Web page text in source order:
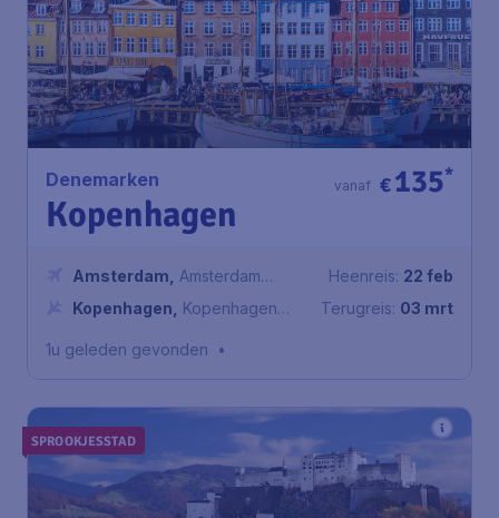
Denemarken
Kopenhagen
€135*
vanaf
Amsterdam
Amsterdam
Airport Schiphol
Kopenhagen
Kopenhagen
Heenreis: 22 feb
Terugreis: 03 mrt
1u geleden gevonden •
SPROOKJESSTAD